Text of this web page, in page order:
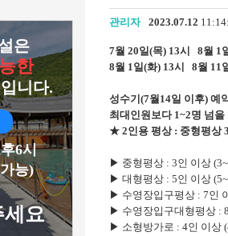
은
한
입니다.
6시
능)
요
관리자 2023.07.12
7월 20일(목) 13시 8월 1
8월 1일(화) 13시 8월 11
성수기(7월14일 이후) 예
최대인원보다 1~2명 넘
★ 2인용 평상 : 중형평상
▶ 중형평상 : 3인 이상
▶ 대형평상 : 5인 이상
▶ 수영장입구평상 : 7인
▶ 수영장입구대형평상 :
▶ 소형방가로 : 4인 이상